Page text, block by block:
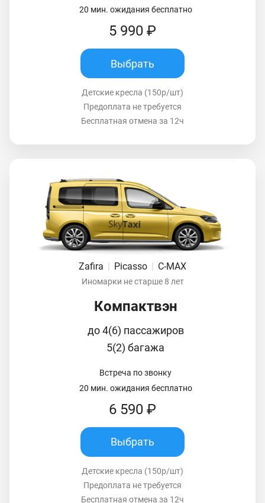
20 мин. ожидания бесплатно
5 990 ₽
Выбрать
Детские кресла (150р/шт)
Предоплата не требуется
Бесплатная отмена за 12ч
Zafira | Picasso | C-MAX
Иномарки не старше 8 лет
Компактвэн
до 4(6) пассажиров
5(2) багажа
Встреча по звонку
20 мин. ожидания бесплатно
6 590 ₽
Выбрать
Детские кресла (150р/шт)
Предоплата не требуется
Бесплатная отмена за 12ч